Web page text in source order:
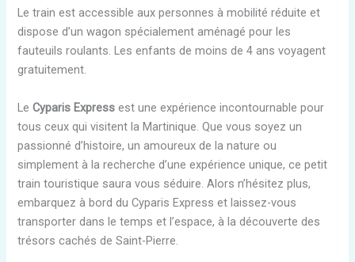
Le train est accessible aux personnes à mobilité réduite et
dispose d’un wagon spécialement aménagé pour les
fauteuils roulants. Les enfants de moins de 4 ans voyagent
gratuitement.
LeCyparis Express est une expérience incontournable pour
tous ceux qui visitent la Martinique. Que vous soyez un
passionné d’histoire, un amoureux de la nature ou
simplement à la recherche d’une expérience unique, ce petit
train touristique saura vous séduire. Alors n’hésitez plus,
embarquez à bord du Cyparis Express et laissez-vous
transporter dans le temps et l’espace, à la découverte des
trésors cachés de Saint-Pierre.